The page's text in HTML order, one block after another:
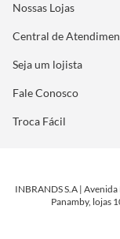
Nossas Lojas
Central de
Seja um lojista
Fale Conosco
Troca Fácil
INBRANDS S.A |
Panamby, lojas